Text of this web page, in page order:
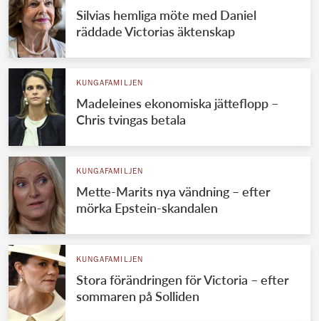
Silvias hemliga möte med Daniel
räddade Victorias äktenskap
KUNGAFAMILJEN
Madeleines ekonomiska jätteflopp –
Chris tvingas betala
KUNGAFAMILJEN
Mette-Marits nya vändning – efter
mörka Epstein-skandalen
KUNGAFAMILJEN
Stora förändringen för Victoria – efter
sommaren på Solliden